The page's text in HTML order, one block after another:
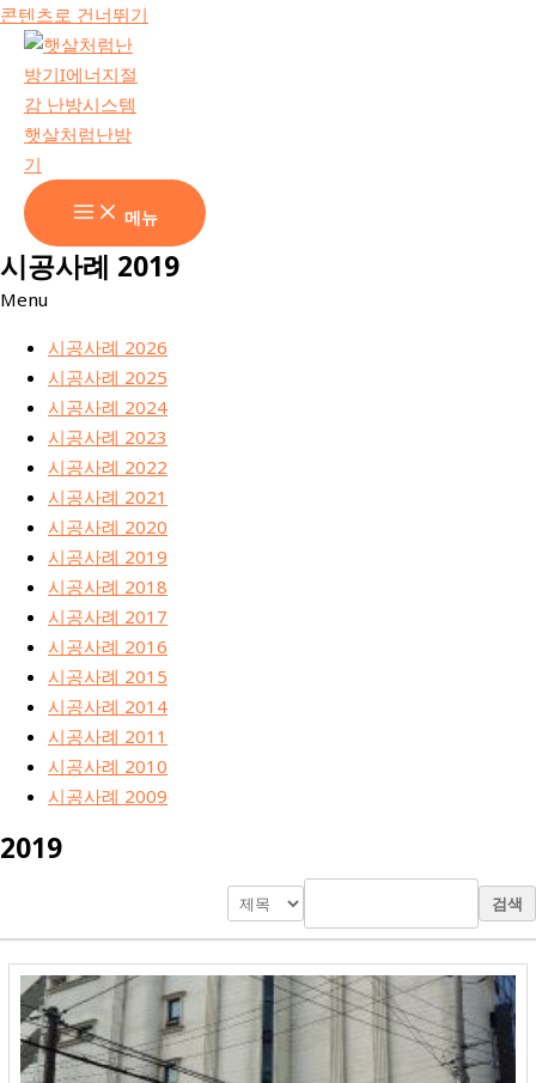
콘텐츠로 건너뛰기
메뉴
시공사례 2019
Menu
시공사례 2026
시공사례 2025
시공사례 2024
시공사례 2023
시공사례 2022
시공사례 2021
시공사례 2020
시공사례 2019
시공사례 2018
시공사례 2017
시공사례 2016
시공사례 2015
시공사례 2014
시공사례 2011
시공사례 2010
시공사례 2009
2019
검색